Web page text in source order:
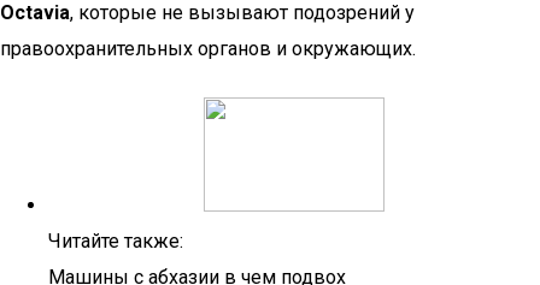
Octavia, которые не вызывают подозрений у
правоохранительных органов и окружающих.
Читайте также:
Машины с абхазии в чем подвох